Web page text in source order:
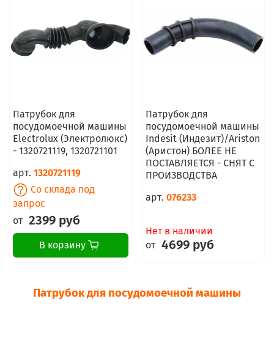
Патрубок для
посудомоечной машины
Electrolux (Электролюкс)
- 1320721119, 1320721101
арт. 1320721119
Со склада под
запрос
от 2399 руб
В корзину
Патрубок для
посудомоечной машины
Indesit (Индезит)/Ariston
(Аристон) БОЛЕЕ НЕ
ПОСТАВЛЯЕТСЯ - СНЯТ С
ПРОИЗВОДСТВА
арт. 076233
Нет в наличии
от 4699 руб
Патрубок для посудомоечной машины